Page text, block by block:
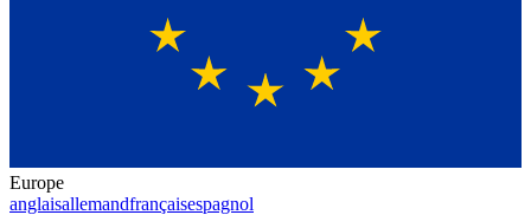
Europe
anglaisallemandfrançaisespagnol